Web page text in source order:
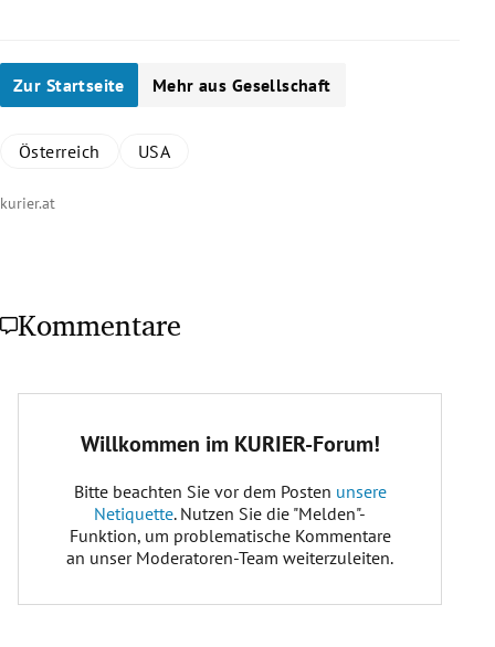
Zur Startseite Mehr aus Gesellschaft
Österreich USA
kurier.at
Kommentare